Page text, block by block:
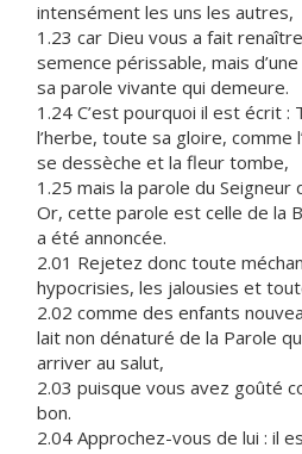
intensément les uns les autres,
1.23 car Dieu vous a fait
semence périssable, mais
sa parole vivante qui demeure.
1.24 C’est pourquoi il est écrit
l’herbe, toute sa gloire, comme
se dessèche et la fleur tombe,
1.25 mais la parole du
Or, cette parole est celle de la
a été annoncée.
2.01 Rejetez donc toute
hypocrisies, les jalousies et
2.02 comme des enfants
lait non dénaturé de la Parole
arriver au salut,
2.03 puisque vous avez goûté
bon.
2.04 Approchez-vous de lui : il